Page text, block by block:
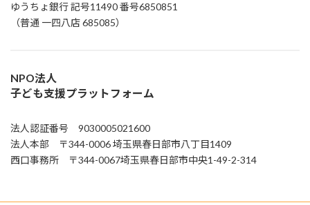
ゆうちょ銀行 記号11490 番号6850851
（普通 一四八店 685085）
NPO法人
子ども支援プラットフォーム
法人認証番号 9030005021600
法人本部 〒344-0006 埼玉県春日部市八丁目1409
西口事務所 〒344-0067埼玉県春日部市中央1-49-2-314